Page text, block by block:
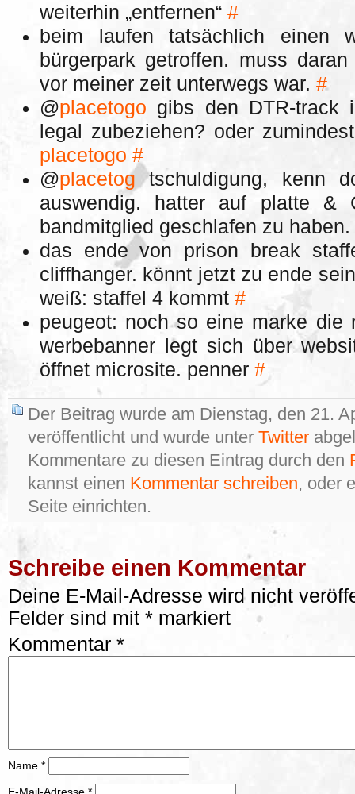
weiterhin „entfernen“ #
beim laufen tatsächlich einen
bürgerpark getroffen. muss
vor meiner zeit unterwegs war. #
@placetogo gibs den DTR-track
legal zubeziehen? oder
placetogo #
@placetog tschuldigung, kenn
auswendig. hatter auf platte
bandmitglied geschlafen zu haben.
das ende von prison break
cliffhanger. könnt jetzt zu ende
weiß: staffel 4 kommt #
peugeot: noch so eine marke die
werbebanner legt sich über
öffnet microsite. penner #
Der Beitrag wurde am Dienstag, den 21.
veröffentlicht und wurde unter Twitter
Kommentare zu diesen Eintrag durch den
kannst einen Kommentar schreiben, oder
Seite einrichten.
Schreibe einen Kommentar
Deine E-Mail-Adresse wird nicht
Felder sind mit * markiert
Kommentar *
Name *